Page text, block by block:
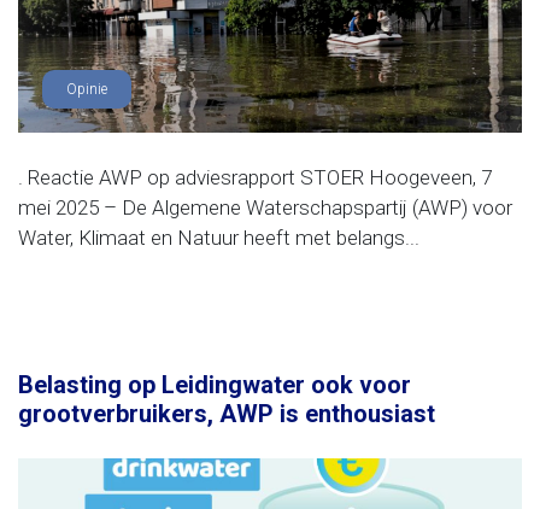
Opinie
. Reactie AWP op adviesrapport STOER Hoogeveen, 7
mei 2025 – De Algemene Waterschapspartij (AWP) voor
Water, Klimaat en Natuur heeft met belangs...
Belasting op Leidingwater ook voor
grootverbruikers, AWP is enthousiast